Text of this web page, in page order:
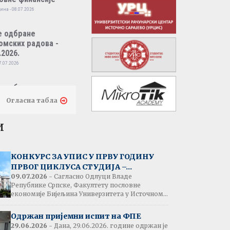
- 08.07.2026
одбране
радова -
одбране
радова -
пословно
- 07.07.2026
испита:
трговина
- 07.07.2026
Огласна табла
КОНКУРС ЗА УПИС У ПРВУ ГОДИНУ
ПРВОГ ЦИКЛУСА СТУДИЈА –...
09.07.2026 - Сагласно Одлуци Владе
Републике Српске, Факултету пословне
економије Бијељина Универзитета у Источном...
Одржан пријемни испит на ФПЕ
29.06.2026 - Дана, 29.06.2026. године одржан је